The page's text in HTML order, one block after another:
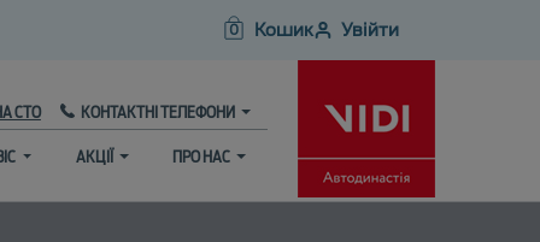
Увійти
0 Кошик
СТО КОНТАКТНІ ТЕЛЕФОНИ
АКЦІЇ ПРО НАС